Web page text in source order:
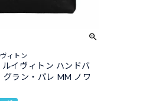
ィトン
イヴィトン ハンドバ
グラン・パレ MM ノワ